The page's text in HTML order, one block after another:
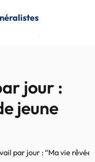
jour :
jeune
par jour : “Ma vie rêvée